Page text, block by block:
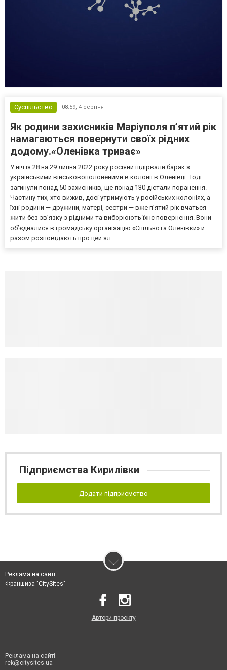
Суспільство 08:59, 4 серпня
Як родини захисників Маріуполя пʼятий рік
намагаються повернути своїх рідних
додому.«Оленівка триває»
У ніч із 28 на 29 липня 2022 року росіяни підірвали барак з
українськими військовополоненими в колонії в Оленівці. Тоді
загинули понад 50 захисників, ще понад 130 дістали поранення.
Частину тих, хто вижив, досі утримують у російських колоніях, а
їхні родини — дружини, матері, сестри — вже п’ятий рік вчаться
жити без зв’язку з рідними та виборюють їхнє повернення. Вони
об’єдналися в громадську організацію «Спільнота Оленівки» й
разом розповідають про цей зл...
Підприємства Кирилівки
Додати підприємство
Реклама на сайті
Франшиза "CitySites"
Автори проєкту
Реклама на сайті:
rek@citysites.ua